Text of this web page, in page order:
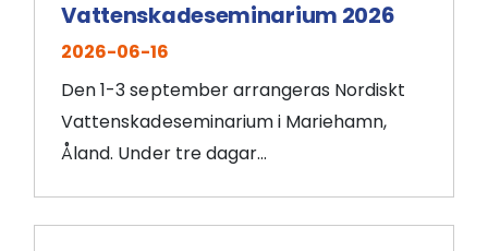
2026-06-16
Vattenskadeseminarium 2026
Den 1-3 september arrangeras Nordiskt
Vattenskadeseminarium i Mariehamn,
Åland. Under tre dagar...